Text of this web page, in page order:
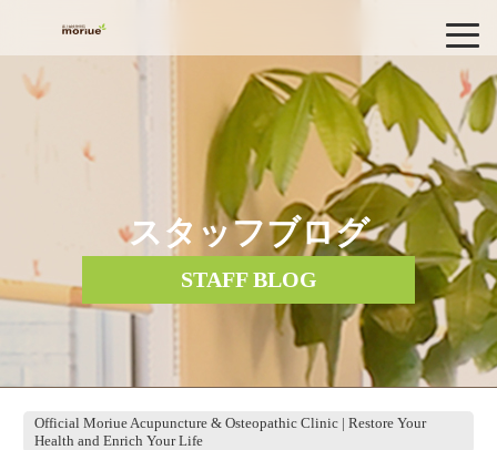
スタッフブログ
STAFF BLOG
Official Moriue Acupuncture & Osteopathic Clinic | Restore Your
Health and Enrich Your Life